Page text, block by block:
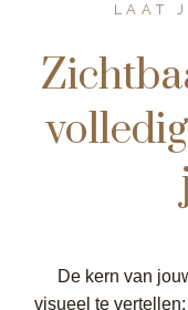
LAAT
De kern van
visueel te